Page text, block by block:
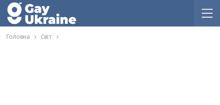
Головна Світ